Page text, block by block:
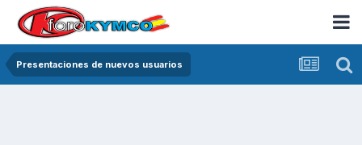
Presentaciones de nuevos usuarios